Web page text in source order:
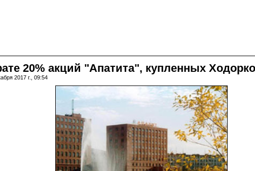
20% акций "Апатита", купленных
2017 г., 09:54